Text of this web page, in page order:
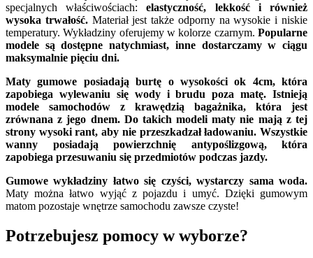
specjalnych właściwościach:elastyczność, lekkość i również
wysoka trwałość.Materiał jest także odporny na wysokie i niskie
temperatury. Wykładziny oferujemy w kolorze czarnym. Popularne
modele są dostępne natychmiast, inne dostarczamy w ciągu
maksymalnie pięciu dni.
Maty gumowe posiadają burtę o wysokości ok 4cm, która
zapobiega wylewaniu się wody i brudu poza matę. Istnieją
modele samochodów z krawędzią bagażnika, która jest
zrównana z jego dnem. Do takich modeli maty nie mają z tej
strony wysoki rant, aby nie przeszkadzał ładowaniu. Wszystkie
wanny posiadają powierzchnię antypoślizgową, która
zapobiega przesuwaniu się przedmiotów podczas jazdy.
Gumowe wykładziny łatwo się czyści, wystarczy sama woda.
Maty można łatwo wyjąć z pojazdu i umyć. Dzięki gumowym
matom pozostaje wnętrze samochodu zawsze czyste!
Potrzebujesz pomocy w wyborze?